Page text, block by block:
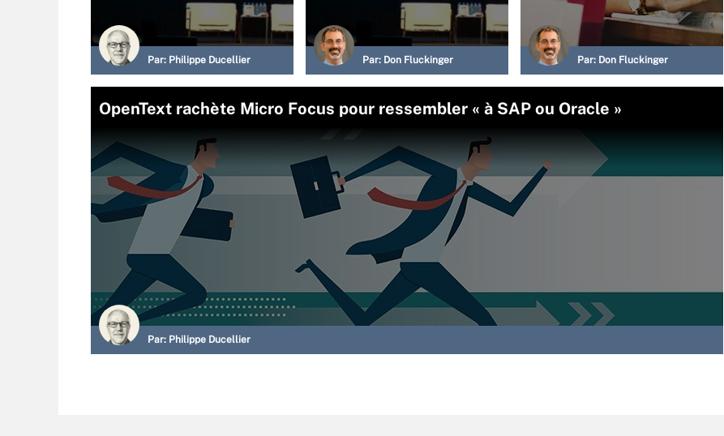
Par: Philippe Ducellier Par: Don Fluckinger Par: Don Fluckinger
OpenText rachète Micro Focus pour ressembler « à SAP ou Oracle »
Par: Philippe Ducellier